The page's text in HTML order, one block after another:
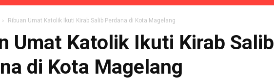
Ribuan Umat Katolik Ikuti Kirab Salib Perdana di Kota Magelang
Umat Katolik Ikuti Kirab Salib
di Kota Magelang